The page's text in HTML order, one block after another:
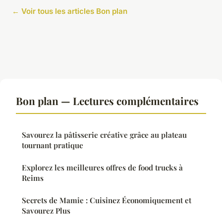
← Voir tous les articles Bon plan
Bon plan — Lectures complémentaires
Savourez la pâtisserie créative grâce au plateau
tournant pratique
Explorez les meilleures offres de food trucks à
Reims
Secrets de Mamie : Cuisinez Économiquement et
Savourez Plus